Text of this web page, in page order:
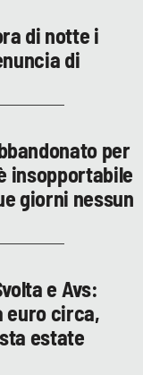
di notte i
di
per
insopportabile
giorni nessun
e Avs:
euro circa,
estate